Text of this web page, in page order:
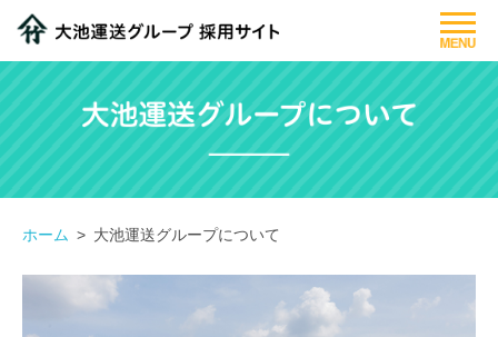
大池運送グループについて
仕事紹介
先輩社員紹介
募集要項
フォトギャラリー
ホーム 大池運送グループについて